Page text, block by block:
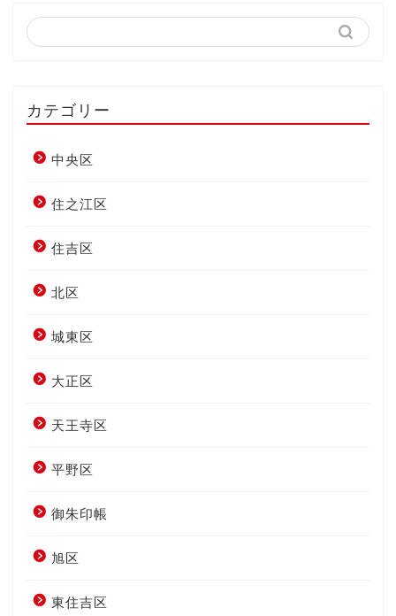
カテゴリー
中央区
住之江区
住吉区
北区
城東区
大正区
天王寺区
平野区
御朱印帳
旭区
東住吉区